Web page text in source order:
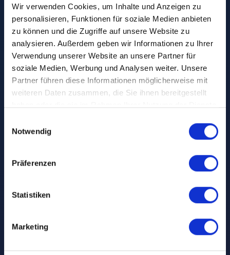
Wir verwenden Cookies, um Inhalte und Anzeigen zu
personalisieren, Funktionen für soziale Medien anbieten
zu können und die Zugriffe auf unsere Website zu
analysieren. Außerdem geben wir Informationen zu Ihrer
Verwendung unserer Website an unsere Partner für
soziale Medien, Werbung und Analysen weiter. Unsere
Partner führen diese Informationen möglicherweise mit
weiteren Daten zusammen, die Sie ihnen bereitgestellt
Notwendig
Präferenzen
Statistiken
Marketing
26. Februar 2024 •
Erfolgreicher
Ausbaudes
horizoom-Panel-
Angebots mitAd
Alliance
Radio Marketing
Service